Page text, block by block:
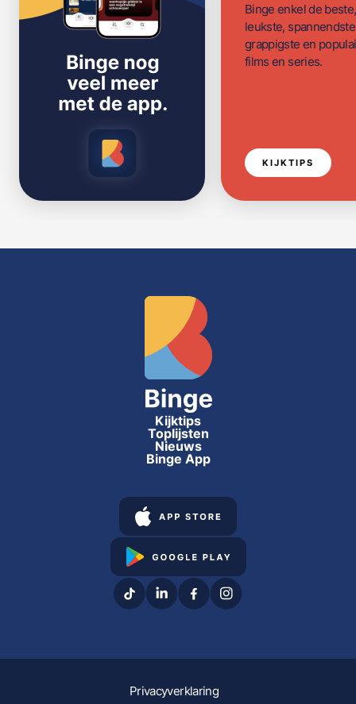
Binge enkel de beste,
leukste,
grappigste en
films en series.
KIJKTIPS
Kijktips
Toplijsten
Nieuws
Binge App
Privacyverklaring